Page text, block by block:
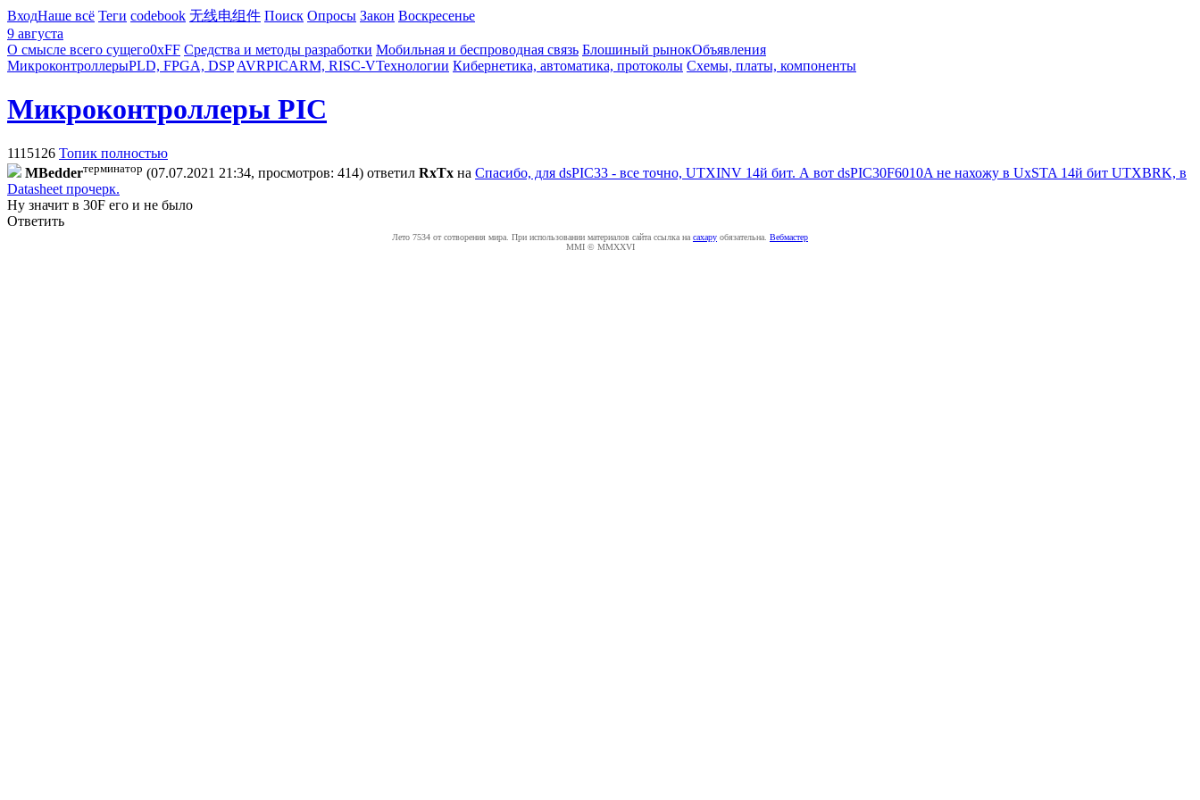
ВходНаше всё Теги codebook 无线电组件 Поиск Опросы Закон Воскресенье
9 августа
О смысле всего сущего0xFF Средства и методы разработки Мобильная и беспроводная связь Блошиный рынокОбъявления
МикроконтроллерыPLD, FPGA, DSP AVRPICARM, RISC-VТехнологии Кибернетика, автоматика, протоколы Схемы, платы, компоненты
Микроконтроллеры PIC
1115126 Топик полностью
MBedderтерминатор (07.07.2021 21:34, просмотров: 414) ответил RxTx на Спасибо, для dsPIC33 - все точно, UTXINV 14й бит. А вот dsPIC30F6010A не нахожу в UxSTA 14й бит UTXBRK, в
Datasheet прочерк.
Ну значит в 30F его и не было
Ответить
Лето 7534 от сотворения мира. При использовании материалов сайта ссылка на caxapу обязательна. Вебмастер
MMI © MMXXVI